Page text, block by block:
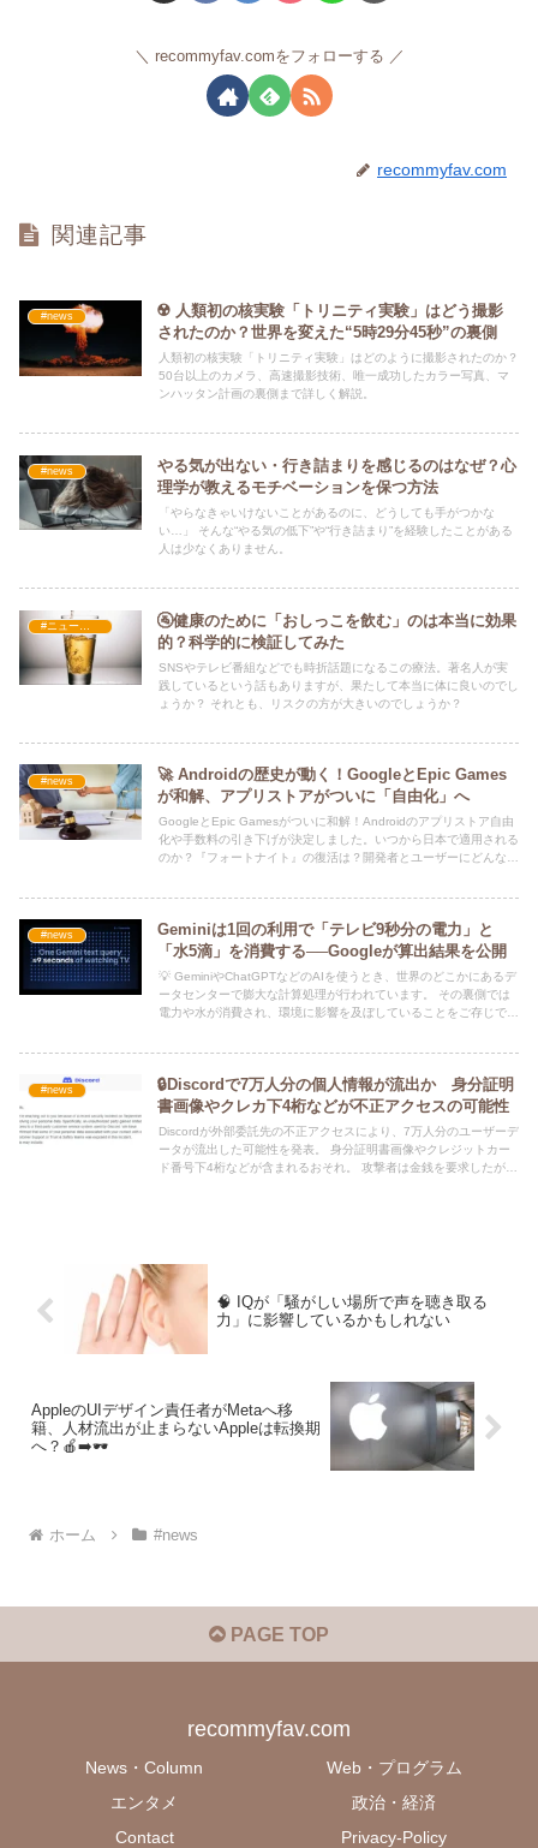
recommyfav.comをフォローする
recommyfav.com
関連記事
#news
☢️ 人類初の核実験「トリニティ実験」はどう撮影
されたのか？世界を変えた“5時29分45秒”の裏側
人類初の核実験「トリニティ実験」はどのように撮影されたのか？
50台以上のカメラ、高速撮影技術、唯一成功したカラー写真、マ
ンハッタン計画の裏側まで詳しく解説。
#news
やる気が出ない・行き詰まりを感じるのはなぜ？心
理学が教えるモチベーションを保つ方法
「やらなきゃいけないことがあるのに、どうしても手がつかな
い…」 そんな“やる気の低下”や“行き詰まり”を経験したことがある
人は少なくありません。
🚰健康のために「おしっこを飲む」のは本当に効果
的？科学的に検証してみた
SNSやテレビ番組などでも時折話題になるこの療法。著名人が実
践しているという話もありますが、果たして本当に体に良いのでし
ょうか？ それとも、リスクの方が大きいのでしょうか？
#news
🚀 Androidの歴史が動く！GoogleとEpic Games
が和解、アプリストアがついに「自由化」へ
GoogleとEpic Gamesがついに和解！Androidのアプリストア自由
化や手数料の引き下げが決定しました。いつから日本で適用される
のか？『フォートナイト』の復活は？開発者とユーザーにどんなメ
#news
Geminiは1回の利用で「テレビ9秒分の電力」と
「水5滴」を消費する──Googleが算出結果を公開
💡 GeminiやChatGPTなどのAIを使うとき、世界のどこかにあるデ
ータセンターで膨大な計算処理が行われています。 その裏側では
電力や水が消費され、環境に影響を及ぼしていることをご存じでし
#news
🔒Discordで7万人分の個人情報が流出か 身分証明
書画像やクレカ下4桁などが不正アクセスの可能性
Discordが外部委託先の不正アクセスにより、7万人分のユーザーデ
ータが流出した可能性を発表。 身分証明書画像やクレジットカー
ド番号下4桁などが含まれるおそれ。 攻撃者は金銭を要求したが、
🧠 IQが「騒がしい場所で声を聴き取る
力」に影響しているかもしれない
AppleのUIデザイン責任者がMetaへ移
籍、人材流出が止まらないAppleは転換期
へ？🍎➡️🕶
ホーム #news
PAGE TOP
recommyfav.com
News・Column
Web・プログラム
エンタメ
政治・経済
Contact
Privacy-Policy